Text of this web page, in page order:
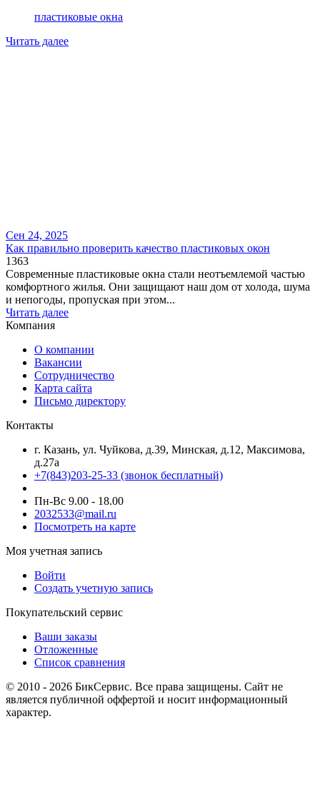
пластиковые окна
Читать далее
Сен 24, 2025
Как правильно проверить качество пластиковых окон
1363
Современные пластиковые окна стали неотъемлемой частью
комфортного жилья. Они защищают наш дом от холода, шума
и непогоды, пропуская при этом...
Читать далее
Компания
О компании
Вакансии
Сотрудничество
Карта сайта
Письмо директору
Контакты
г. Казань, ул. Чуйкова, д.39, Минская, д.12, Максимова,
д.27а
+7(843)203-25-33 (звонок бесплатный)
Пн-Вс 9.00 - 18.00
2032533@mail.ru
Посмотреть на карте
Моя учетная запись
Войти
Создать учетную запись
Покупательский сервис
Ваши заказы
Отложенные
Список сравнения
© 2010 - 2026 БикСервис. Все права защищены. Сайт не
является публичной оффертой и носит информационный
характер.